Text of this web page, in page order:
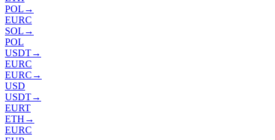
POL →
EURC
SOL →
POL
USDT→
EURC
EURC →
USD
USDT→
EURT
ETH →
EURC